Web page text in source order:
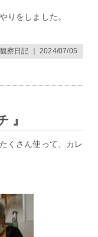
りをしました。
察日記 ｜ 2024/07/05
』
くさん使って、カレ